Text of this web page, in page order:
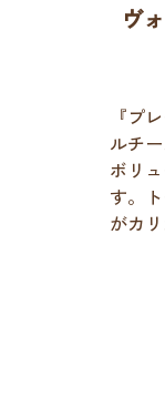
ヴ
『プ
ルチ
ボリ
す。
がカリ